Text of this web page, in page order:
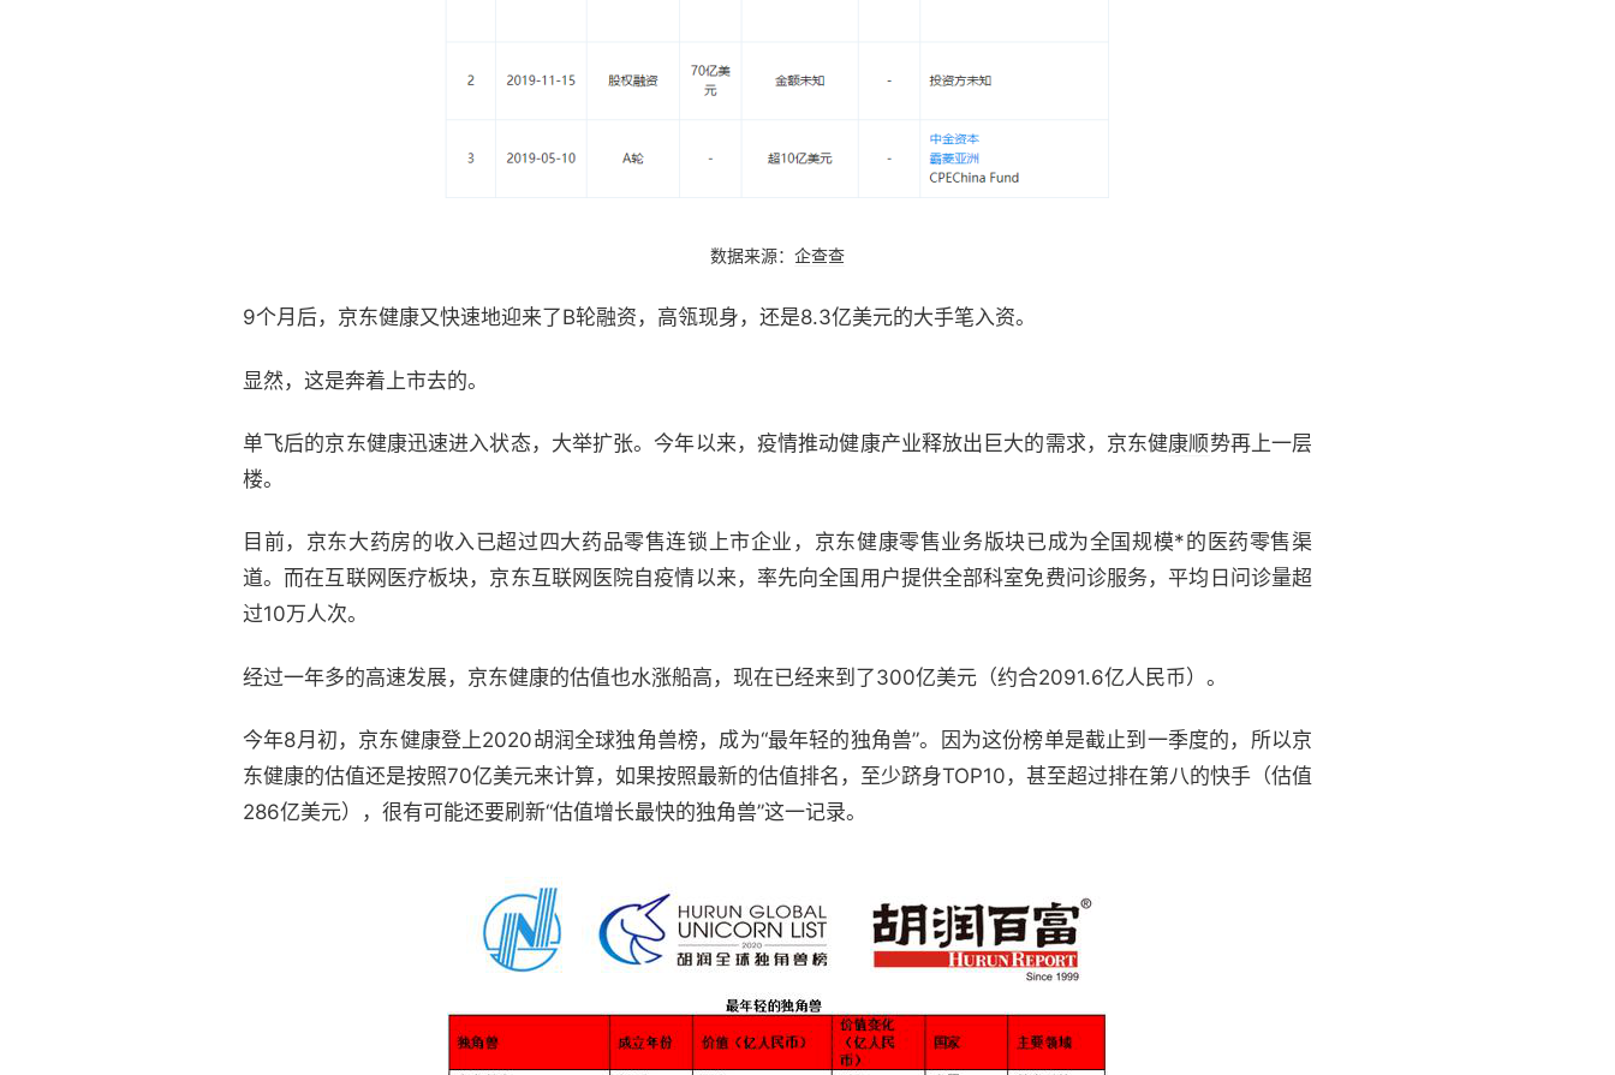
数据来源： 企查查
9个月后，京东健康又快速地迎来了B轮融资，高瓴现身，还是8.3亿美元的大手笔入资。
显然，这是奔着上市去的。
单飞后的京东健康迅速进入状态，大举扩张。今年以来，疫情推动健康产业释放出巨大的需求，京东健康顺势再上一层
楼。
目前，京东大药房的收入已超过四大药品零售连锁上市企业，京东健康零售业务版块已成为全国规模*的医药零售渠
道。而在互联网医疗板块，京东互联网医院自疫情以来，率先向全国用户提供全部科室免费问诊服务，平均日问诊量超
过10万人次。
经过一年多的高速发展，京东健康的估值也水涨船高，现在已经来到了300亿美元（约合2091.6亿人民币）。
今年8月初，京东健康登上2020胡润全球独角兽榜，成为“最年轻的独角兽”。因为这份榜单是截止到一季度的，所以京
东健康的估值还是按照70亿美元来计算，如果按照最新的估值排名，至少跻身TOP10，甚至超过排在第八的快手（估值
286亿美元），很有可能还要刷新“估值增长最快的独角兽”这一记录。